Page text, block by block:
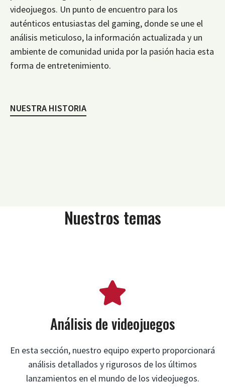
videojuegos. Un punto de encuentro para los
auténticos entusiastas del gaming, donde se une el
análisis meticuloso, la información actualizada y un
ambiente de comunidad unida por la pasión hacia esta
forma de entretenimiento.
NUESTRA HISTORIA
Nuestros temas
Análisis de videojuegos
En esta sección, nuestro equipo experto proporcionará
análisis detallados y rigurosos de los últimos
lanzamientos en el mundo de los videojuegos.